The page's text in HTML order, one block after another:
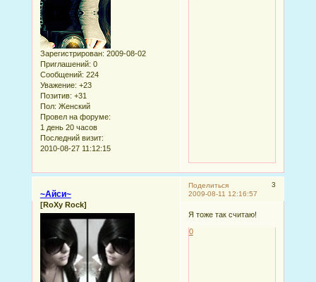
Зарегистрирован: 2009-08-02
Приглашений: 0
Сообщений: 224
Уважение: +23
Позитив: +31
Пол: Женский
Провел на форуме:
1 день 20 часов
Последний визит:
2010-08-27 11:12:15
Поделиться
3
2009-08-11 12:16:57
~Айси~
[RoXy Rock]
Я тоже так считаю!
0